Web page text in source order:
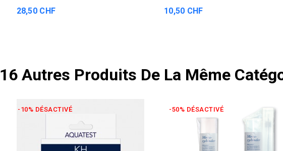
28,50 CHF 10,50 CHF
16 Autres Produits De La Même
-10% DÉSACTIVÉ -50% DÉSACTIVÉ